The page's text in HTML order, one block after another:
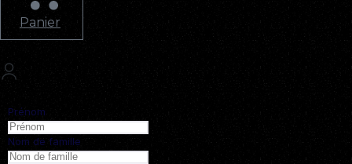
Panier
Prénom
Nom de famille